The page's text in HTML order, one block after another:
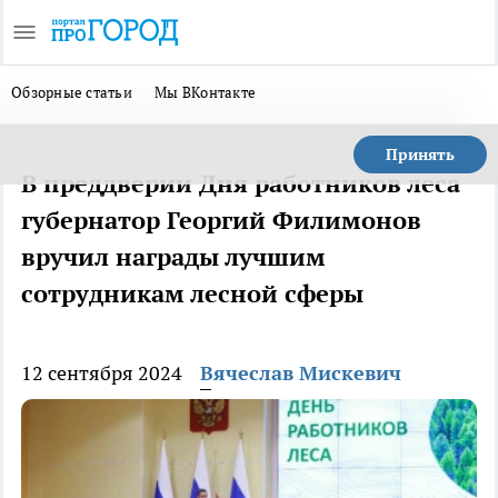
Обзорные статьи Мы ВКонтакте
Принять
В преддверии Дня работников леса
губернатор Георгий Филимонов
вручил награды лучшим
сотрудникам лесной сферы
12 сентября 2024 Вячеслав Мискевич